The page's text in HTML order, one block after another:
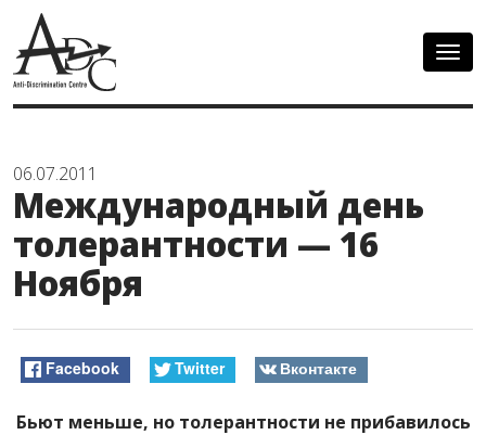
06.07.2011
Международный день
толерантности — 16
Ноября
Facebook Twitter Вконтакте
Бьют меньше, но толерантности не прибавилось